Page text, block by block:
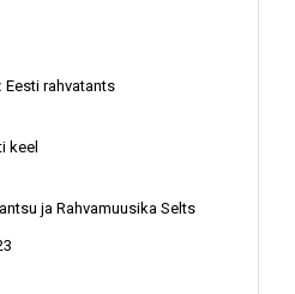
Eesti rahvatants
keel
ja Rahvamuusika Selts